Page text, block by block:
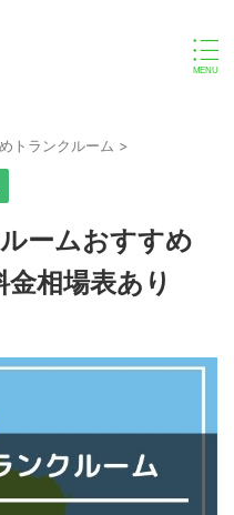
トランクルーム >
ームおすすめ
相場表あり